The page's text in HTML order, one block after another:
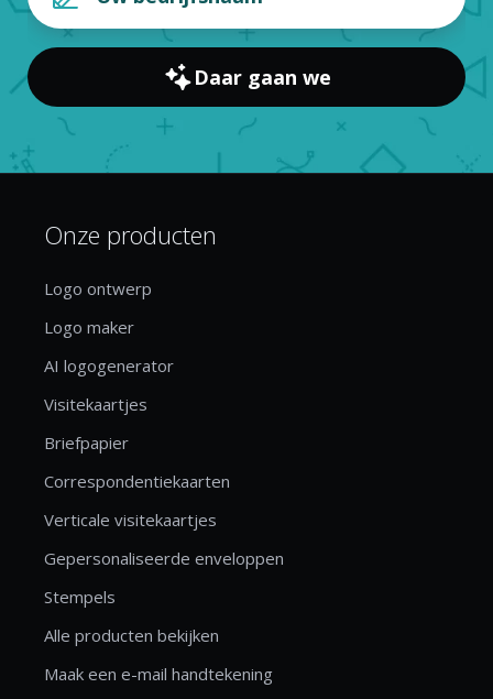
Daar gaan we
Onze producten
Logo ontwerp
Logo maker
AI logogenerator
Visitekaartjes
Briefpapier
Correspondentiekaarten
Verticale visitekaartjes
Gepersonaliseerde enveloppen
Stempels
Alle producten bekijken
Maak een e-mail handtekening